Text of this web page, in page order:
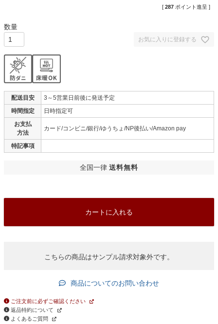
[ 287 ポイント進呈 ]
お気に入りに登録する
カートに入れる
配送目安
3～5営業日前後に発送予定
時間指定
日時指定可
お支払
方法
カード/コンビニ/銀行/ゆうちょ/NP後払い/Amazon pay
特記事項
全国一律 送料無料
こちらの商品はサンプル請求対象外です。
商品についてのお問い合わせ
ご注文前に必ずご確認ください
返品特約について
よくあるご質問